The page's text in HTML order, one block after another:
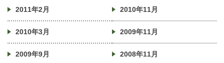
2011年2月 2010年11月
2010年3月 2009年11月
2009年9月 2008年11月